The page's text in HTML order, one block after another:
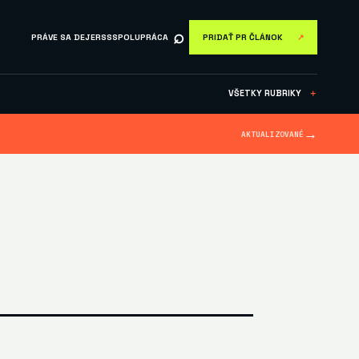
PRÁVE SA DEJERSSSPOLUPRÁCA ⌕ PRIDAŤ PR ČLÁNOK ↗
VŠETKY RUBRIKY ＋
AKTUALIZOVANÉ →